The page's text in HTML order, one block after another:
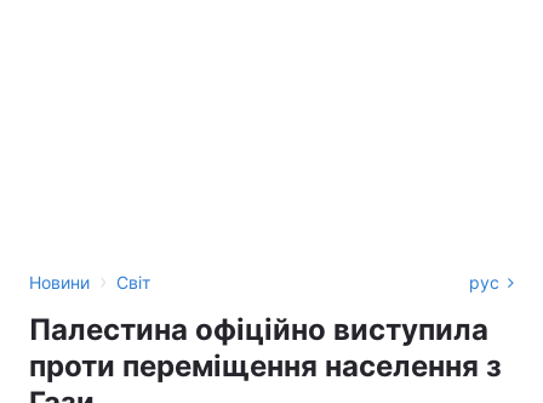
Новини › Світ рус
Палестина офіційно виступила
проти переміщення населення з